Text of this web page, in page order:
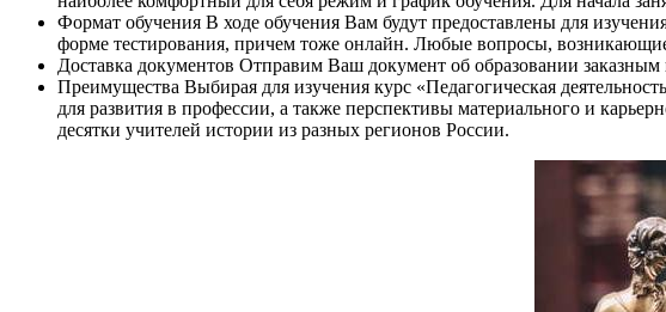
Формат обучения В ходе обучения Вам будут предоставлены для
форме тестирования, причем тоже онлайн. Любые вопросы,
Доставка документов Отправим Ваш документ об образовании
Преимущества Выбирая для изучения курс «Педагогическая
для развития в профессии, а также перспективы материального и
десятки учителей истории из разных регионов России.